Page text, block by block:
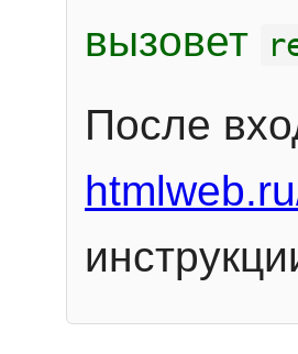
вызовет
После